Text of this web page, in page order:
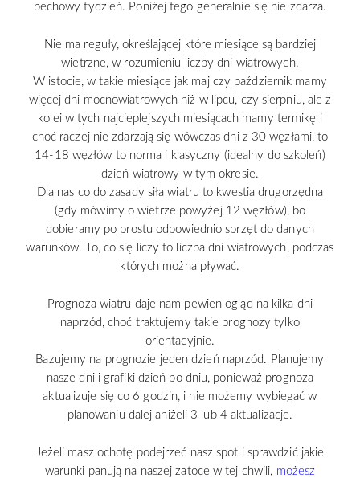
pechowy tydzień. Poniżej tego generalnie się nie zdarza.
Nie ma reguły, określającej które miesiące są bardziej
wietrzne, w rozumieniu liczby dni wiatrowych.
W istocie, w takie miesiące jak maj czy październik mamy
więcej dni mocnowiatrowych niż w lipcu, czy sierpniu, ale z
kolei w tych najcieplejszych miesiącach mamy termikę i
choć raczej nie zdarzają się wówczas dni z 30 węzłami, to
14-18 węzłów to norma i klasyczny (idealny do szkoleń)
dzień wiatrowy w tym okresie.
Dla nas co do zasady siła wiatru to kwestia drugorzędna
(gdy mówimy o wietrze powyżej 12 węzłów), bo
dobieramy po prostu odpowiednio sprzęt do danych
warunków. To, co się liczy to liczba dni wiatrowych, podczas
których można pływać.
Prognoza wiatru daje nam pewien ogląd na kilka dni
naprzód, choć traktujemy takie prognozy tylko
orientacyjnie.
Bazujemy na prognozie jeden dzień naprzód. Planujemy
nasze dni i grafiki dzień po dniu, ponieważ prognoza
aktualizuje się co 6 godzin, i nie możemy wybiegać w
planowaniu dalej aniżeli 3 lub 4 aktualizacje.
Jeżeli masz ochotę podejrzeć nasz spot i sprawdzić jakie
warunki panują na naszej zatoce w tej chwili, możesz